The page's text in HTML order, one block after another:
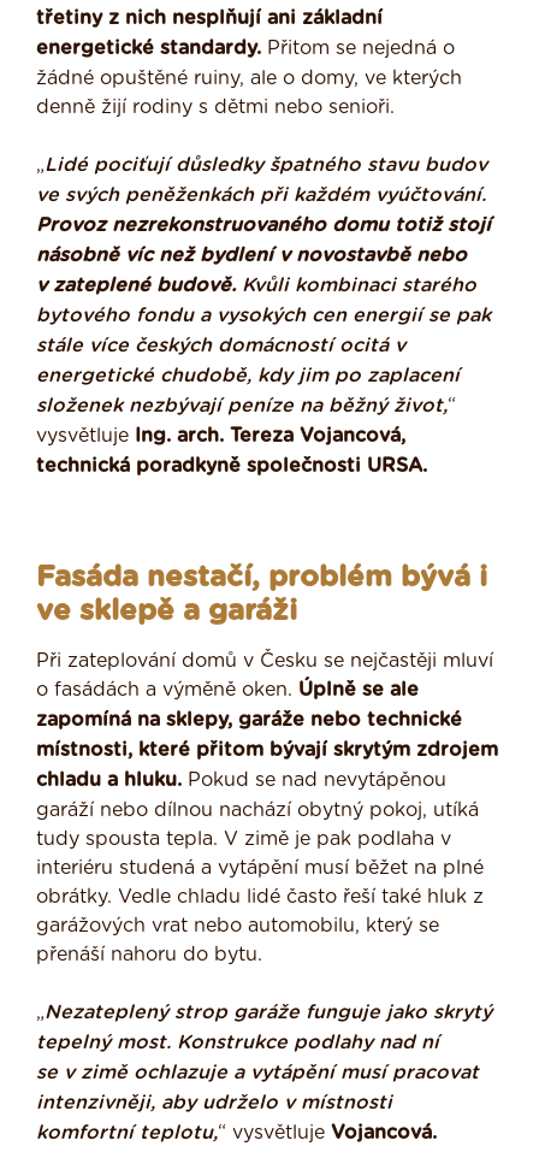
třetiny z nich nesplňují ani základní
energetické standardy. Přitom se nejedná o
žádné opuštěné ruiny, ale o domy, ve kterých
denně žijí rodiny s dětmi nebo senioři.
„Lidé pociťují důsledky špatného stavu budov
ve svých peněženkách při každém vyúčtování.
Provoz nezrekonstruovaného domu totiž stojí
násobně víc než bydlení v novostavbě nebo
v zateplené budově.Kvůli kombinaci starého
bytového fondu a vysokých cen energií se pak
stále více českých domácností ocitá v
energetické chudobě, kdy jim po zaplacení
složenek nezbývají peníze na běžný život,“
vysvětluje Ing. arch. Tereza Vojancová,
technická poradkyně společnosti URSA.
Fasáda nestačí, problém bývá i
ve sklepě a garáži
Při zateplování domů v Česku se nejčastěji mluví
o fasádách a výměně oken. Úplně se ale
zapomíná na sklepy, garáže nebo technické
místnosti, které přitom bývají skrytým zdrojem
chladu a hluku. Pokud se nad nevytápěnou
garáží nebo dílnou nachází obytný pokoj, utíká
tudy spousta tepla. V zimě je pak podlaha v
interiéru studená a vytápění musí běžet na plné
obrátky. Vedle chladu lidé často řeší také hluk z
garážových vrat nebo automobilu, který se
přenáší nahoru do bytu.
„Nezateplený strop garáže funguje jako skrytý
tepelný most. Konstrukce podlahy nad ní
se v zimě ochlazuje a vytápění musí pracovat
intenzivněji, aby udrželo v místnosti
komfortní teplotu,“ vysvětluje Vojancová.